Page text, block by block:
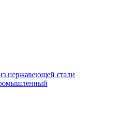
нержавеющей стали